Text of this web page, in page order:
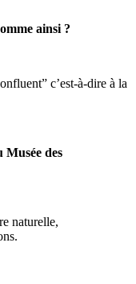
ainsi ?
c’est-à-dire à la
Musée des
naturelle,